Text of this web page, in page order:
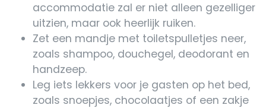
accommodatie zal er niet alleen gezelliger
uitzien, maar ook heerlijk ruiken.
Zet een mandje met toiletspulletjes neer,
zoals shampoo, douchegel, deodorant en
handzeep.
Leg iets lekkers voor je gasten op het bed,
zoals snoepjes, chocolaatjes of een zakje